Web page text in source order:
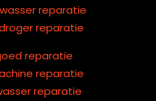
reparatie
reparatie
reparatie
reparatie
reparatie